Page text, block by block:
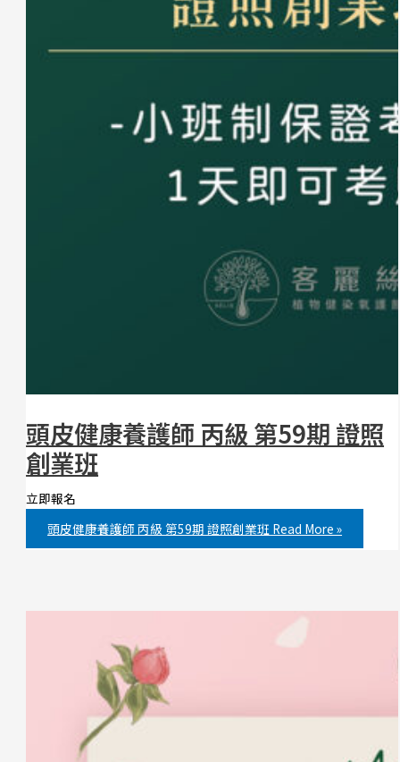
頭皮健康養護師 丙級 第59期 證照
創業班
立即報名
頭皮健康養護師 丙級 第59期 證照創業班 Read More »